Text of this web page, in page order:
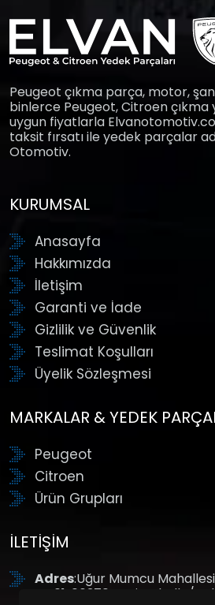
Peugeot çıkma parça, motor,
binlerce Peugeot, Citroen çıkma
uygun fiyatlarla
taksit fırsatı ile yedek parçalar
Otomotiv.
KURUMSAL
Anasayfa
Hakkımızda
İletişim
Garanti ve İade
Gizlilik ve Güvenlik
Teslimat Koşulları
Üyelik Sözleşmesi
MARKALAR & YEDEK
Peugeot
Citroen
Ürün Grupları
İLETIŞIM
Adres:Uğur Mumcu
No:61, 06370 Yenimahalle/